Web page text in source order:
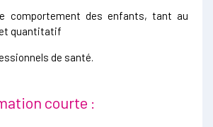
comportement des enfants, tant au
quantitatif
de santé.
courte :